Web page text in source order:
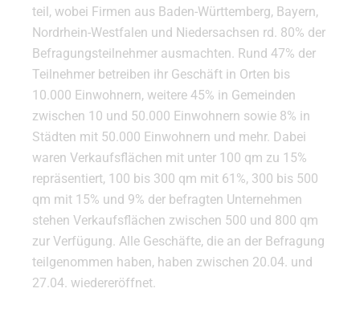
teil, wobei Firmen aus Baden-Württemberg, Bayern,
Nordrhein-Westfalen und Niedersachsen rd. 80% der
Befragungsteilnehmer ausmachten. Rund 47% der
Teilnehmer betreiben ihr Geschäft in Orten bis
10.000 Einwohnern, weitere 45% in Gemeinden
zwischen 10 und 50.000 Einwohnern sowie 8% in
Städten mit 50.000 Einwohnern und mehr. Dabei
waren Verkaufsflächen mit unter 100 qm zu 15%
repräsentiert, 100 bis 300 qm mit 61%, 300 bis 500
qm mit 15% und 9% der befragten Unternehmen
stehen Verkaufsflächen zwischen 500 und 800 qm
zur Verfügung. Alle Geschäfte, die an der Befragung
teilgenommen haben, haben zwischen 20.04. und
27.04. wiedereröffnet.